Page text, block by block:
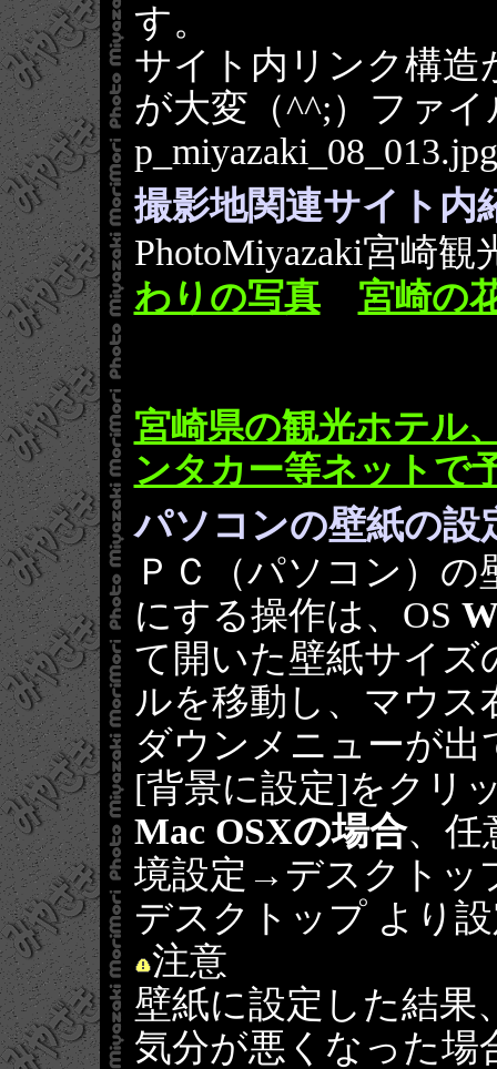
す。
サイト内リンク構造
が大変（^^;）ファ
撮影地関連サイト内
PhotoMiyazaki宮崎
わりの写真 宮崎の
宮崎県の観光ホテル
ンタカー等ネットで
パソコンの壁紙の設
ＰＣ（パソコン）の
にする操作は、OS
て開いた壁紙サイズ
ルを移動し、マウ
ダウンメニューが
[背景に設定]をクリ
Mac OSXの場合、任
境設定→デスクトッ
デスクトップ より
注意
壁紙に設定した結果
気分が悪くなった場